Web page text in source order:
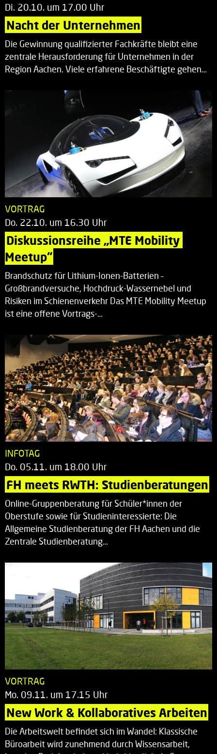
Di. 20.10. um 17.00 Uhr
Nacht der Unternehmen
Die Gewinnung qualifizierter Fachkräfte bleibt eine
zentrale Herausforderung für Unternehmen in der
Region Aachen. Viele erfahrene Beschäftigte gehen…
VORTRAG
Do. 22.10. um 16.30 Uhr
Diskussionsreihe „MTE Mobility
Meetup“
Brandschutz für Lithium-Ionen-Batterien –
Großbrandversuche, Hochdruck-Wassernebel und
Risiken im Schienenverkehr Das MTE Mobility Meetup
ist eine offene Vortrags-…
INFOTAG
Do. 05.11. um 18.00 Uhr
FH meets RWTH: Studienberatungen
Online-Gruppenberatung für Schüler*innen der
Oberstufe sowie für Studieninteressierte: Die
Allgemeine Studienberatung der FH Aachen und die
Zentrale Studienberatung…
VORTRAG
Mo. 09.11. um 17.15 Uhr
New Work & Kollaboratives Arbeiten
Die Arbeitswelt befindet sich im Wandel: Klassische
Büroarbeit wird zunehmend durch Wissensarbeit,